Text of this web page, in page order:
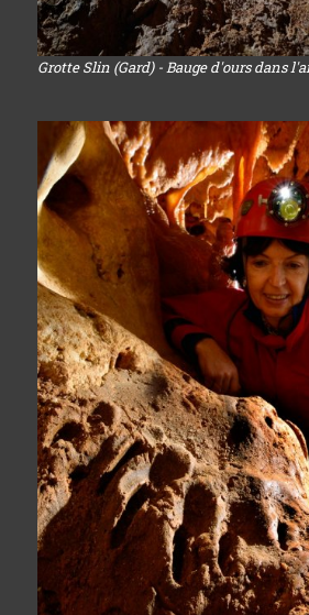
Grotte Slin (Gard) - Bauge d'ours dans